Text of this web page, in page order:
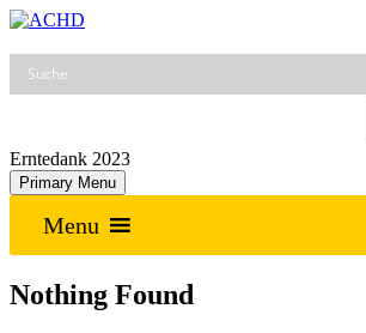
Skip
ACHD
Auferstehung Christi und Heilige Dreifaltigkeit
Erntedank 2023
Primary Menu
Menu
Nothing Found